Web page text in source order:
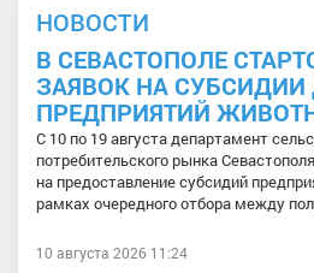
НОВОСТИ
В СЕВАСТОПОЛЕ
ЗАЯВОК НА СУБСИДИИ
ПРЕДПРИЯТИЙ
С 10 по 19 августа департамент
потребительского рынка
на предоставление субсидий
рамках очередного отбора между
10 августа 2026 11:24